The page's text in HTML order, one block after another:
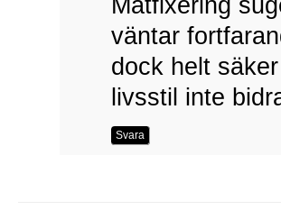
Matfixering
väntar
dock helt
livsstil inte
Svara